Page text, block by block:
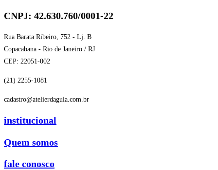
CNPJ: 42.630.760/0001-22
Rua Barata Ribeiro, 752 - Lj. B
Copacabana - Rio de Janeiro / RJ
CEP: 22051-002
(21) 2255-1081
cadastro@atelierdagula.com.br
institucional
Quem somos
fale conosco